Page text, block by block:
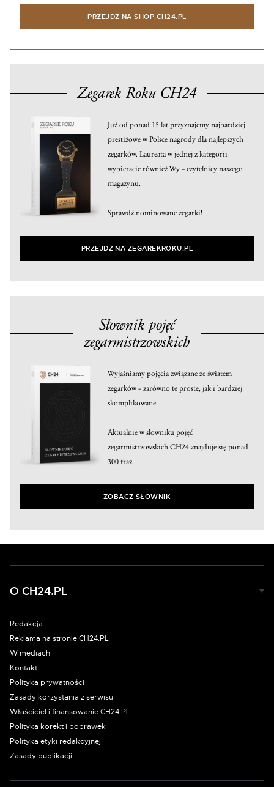
PRZEJDŹ NA SHOP.CH24.PL
Zegarek Roku CH24
Już od ponad 15 lat przyznajemy najbardziej
prestiżowe w Polsce nagrody dla najlepszych
zegarków. Laureata w jednej z kategorii
wybieracie również Wy – czytelnicy naszego
magazynu.
Sprawdź nominowane zegarki!
PRZEJDŹ NA ZEGAREKROKU.PL
Słownik pojęć
zegarmistrzowskich
Wyjaśniamy pojęcia związane ze światem
zegarków – zarówno te proste, jak i bardziej
skomplikowane.
Aktualnie w słowniku pojęć
zegarmistrzowskich CH24 znajduje się ponad
300 fraz.
ZOBACZ SŁOWNIK
O CH24.PL
Redakcja
Reklama na stronie CH24.PL
W mediach
Kontakt
Polityka prywatności
Zasady korzystania z serwisu
Właściciel i finansowanie CH24.PL
Polityka korekt i poprawek
Polityka etyki redakcyjnej
Zasady publikacji